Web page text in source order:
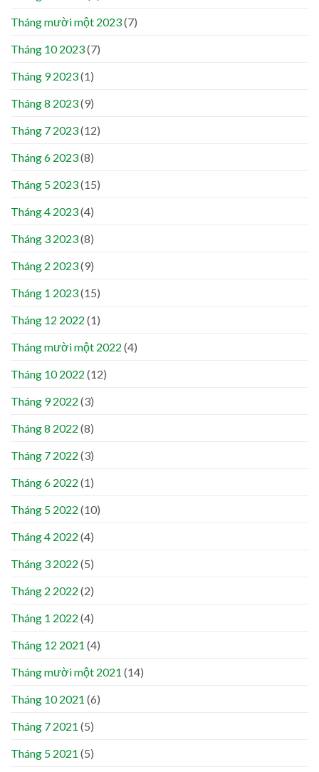
Tháng mười một 2023(7)
Tháng 10 2023(7)
Tháng 9 2023(1)
Tháng 8 2023(9)
Tháng 7 2023(12)
Tháng 6 2023(8)
Tháng 5 2023(15)
Tháng 4 2023(4)
Tháng 3 2023(8)
Tháng 2 2023(9)
Tháng 1 2023(15)
Tháng 12 2022 (1)
Tháng mười một 2022 (4)
Tháng 10 2022 (12)
Tháng 9 2022 (3)
Tháng 8 2022 (8)
Tháng 7 2022 (3)
Tháng 6 2022 (1)
Tháng 5 2022 (10)
Tháng 4 2022 (4)
Tháng 3 2022 (5)
Tháng 2 2022 (2)
Tháng 1 2022 (4)
Tháng 12 2021 (4)
Tháng mười một 2021 (14)
Tháng 10 2021 (6)
Tháng 7 2021 (5)
Tháng 5 2021 (5)